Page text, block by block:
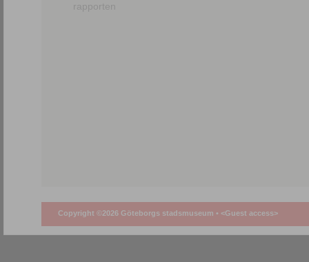
rapporten
Copyright ©2026 Göteborgs stadsmuseum • <Guest access>